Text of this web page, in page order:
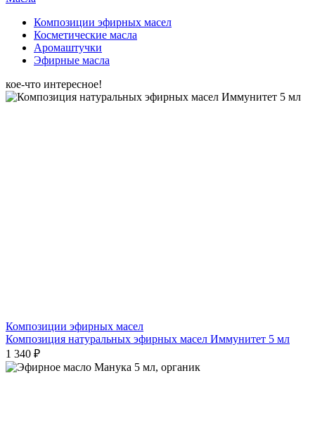
Композиции эфирных масел
Косметические масла
Аромаштучки
Эфирные масла
кое-что интересное!
Композиции эфирных масел
Композиция натуральных эфирных масел Иммунитет 5 мл
1 340 ₽